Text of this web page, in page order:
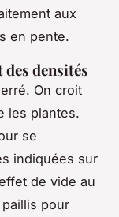
aux
en pente.
densités
On croit
les plantes.
se
indiquées sur
de vide au
pour